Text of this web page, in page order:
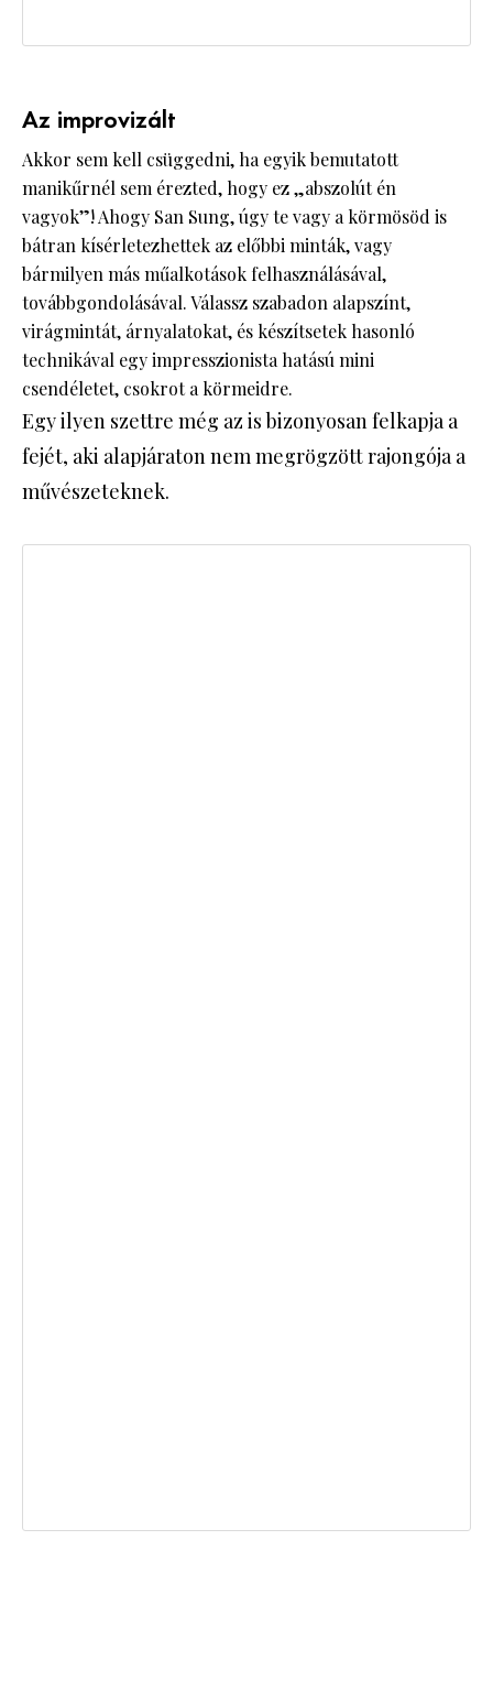
Az improvizált
Akkor sem kell csüggedni, ha egyik bemutatott
manikűrnél sem érezted, hogy ez „abszolút én
vagyok”! Ahogy San Sung, úgy te vagy a körmösöd is
bátran kísérletezhettek az előbbi minták, vagy
bármilyen más műalkotások felhasználásával,
továbbgondolásával. Válassz szabadon alapszínt,
virágmintát, árnyalatokat, és készítsetek hasonló
technikával egy impresszionista hatású mini
csendéletet, csokrot a körmeidre.
Egy ilyen szettre még az is bizonyosan felkapja a
fejét, aki alapjáraton nem megrögzött rajongója a
művészeteknek.